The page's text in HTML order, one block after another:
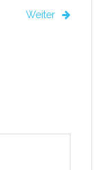
Weiter